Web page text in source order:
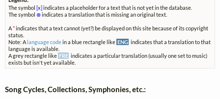
The symbol[x]indicates a placeholder for a text that is not yet in the database.
The symbol ⊗indicates a translation that is missing an original text.
A*indicates that a text cannot (yet?) be displayed on this site because of its copyright
status.
Note: A language codein a blue rectangle like ENG indicates that a translation to that
language is available.
A grey rectangle like FRE indicates a particular translation (usually one set to music)
exists but isn't yet available.
Song Cycles, Collections, Symphonies, etc.: